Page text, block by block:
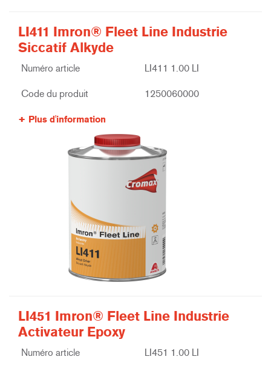
LI411 Imron® Fleet Line Industrie
Siccatif Alkyde
Numéro article LI411 1.00 LI
Code du produit 1250060000
Plus d'information
LI451 Imron® Fleet Line Industrie
Activateur Epoxy
Numéro article LI451 1.00 LI